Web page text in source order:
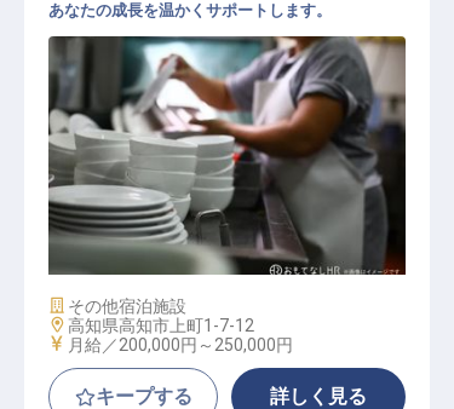
調理見習い・調理補助
あなたの成長を温かくサポートします。
施設業態
その他宿泊施設
勤務地
高知県高知市上町1-7-12
給与
月給／200,000円～ 250,000円
キープする 詳しく見る